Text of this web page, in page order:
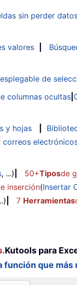
sin perder
valores
de
columnas ocultas
y hojas
correos
, ...) 50+Tiposde
inserción(Insertar
7 Herramientas
Kutools para
función que más